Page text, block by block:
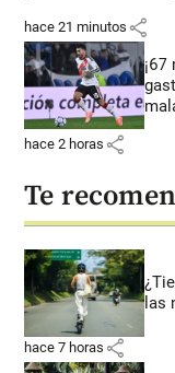
hace 21 minutos share
hace 2 horas share
Te
las
hace 7 horas share